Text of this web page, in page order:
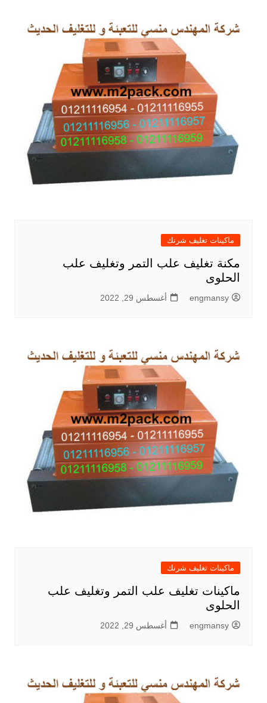
ماكينات تغليف شرنك
مكنة تغليف علب التمر وتغليف علب
الحلوى
engmansy أغسطس 29, 2022
ماكينات تغليف شرنك
ماكينات تغليف علب التمر وتغليف علب
الحلوى
engmansy أغسطس 29, 2022